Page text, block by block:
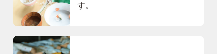
す。